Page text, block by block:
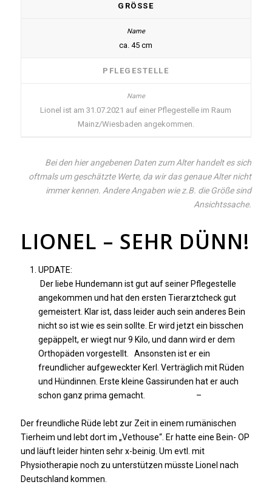
GRÖSSE
ca. 45 cm
PFLEGESTELLE
Lionel ist am 31.07.2021 auf einer Pflegestelle im Raum
Mainz/Wiesbaden angekommen.
Bei den hier angebenen Daten zum Alter handelt es sich
oftmals um geschätzte Werte, da wir das genaue Alter nicht
immer kennen. Andere Angaben wie z.B. die Größe sind
Ansichtssache.
LIONEL – SEHR DÜNN!
UPDATE:
Der liebe Hundemann ist gut auf seiner Pflegestelle
angekommen und hat den ersten Tierarztcheck gut
gemeistert. Klar ist, dass leider auch sein anderes Bein
nicht so ist wie es sein sollte. Er wird jetzt ein bisschen
gepäppelt, er wiegt nur 9 Kilo, und dann wird er dem
Orthopäden vorgestellt. Ansonsten ist er ein
freundlicher aufgeweckter Kerl. Verträglich mit Rüden
und Hündinnen. Erste kleine Gassirunden hat er auch
schon ganz prima gemacht. –
Der freundliche Rüde lebt zur Zeit in einem rumänischen
Tierheim und lebt dort im „Vethouse“. Er hatte eine Bein- OP
und läuft leider hinten sehr x-beinig. Um evtl. mit
Physiotherapie noch zu unterstützen müsste Lionel nach
Deutschland kommen.